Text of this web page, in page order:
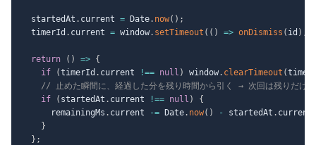
  startedAt
. current = Date. now( ) ;
  timerId
. current = window. setTimeout ( ( ) => onDismiss ( id ) ,
return ( ) => {
if
(timerId . current !== null ) window. clearTimeout (
// 止めた瞬間に、経過した分を残り時間から引く → 次回は残りだけ
if
( startedAt . current !== null )
{
      remainingMs
. current -= Date. now( ) - startedAt . current
}
} ;